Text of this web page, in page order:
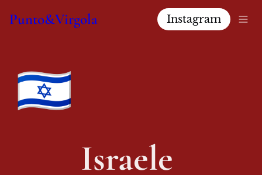
Punto&Virgola Instagram
🇮🇱
Israele